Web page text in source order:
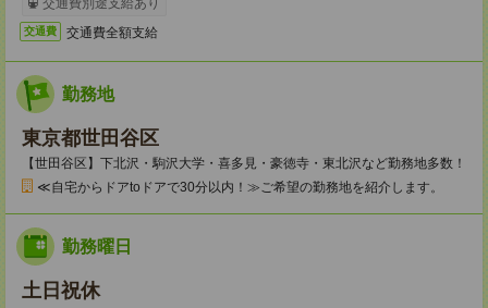
交通費別途支給あり
交通費 交通費全額支給
勤務地
東京都世田谷区
【世田谷区】下北沢・駒沢大学・喜多見・豪徳寺・東北沢など勤務地多数！
≪自宅からドアtoドアで30分以内！≫ご希望の勤務地を紹介します。
勤務曜日
土日祝休